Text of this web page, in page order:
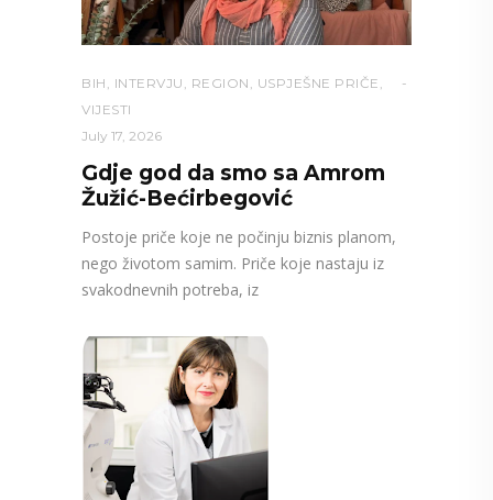
BIH , INTERVJU , REGION , USPJEŠNE PRIČE ,
VIJESTI
July 17, 2026
Gdje god da smo sa Amrom
Žužić-Bećirbegović
Postoje priče koje ne počinju biznis planom,
nego životom samim. Priče koje nastaju iz
svakodnevnih potreba, iz